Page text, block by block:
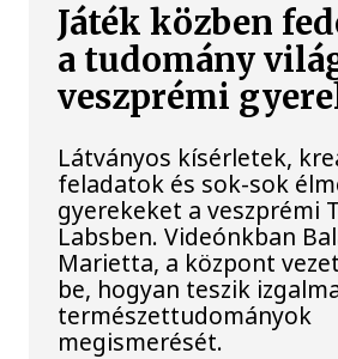
Játék közben
a tudomány
veszprémi
Látványos kísérletek,
feladatok és sok-sok
gyerekeket a veszprémi
Labsben. Videónkban
Marietta, a központ
be, hogyan teszik
természettudományok
megismerését.